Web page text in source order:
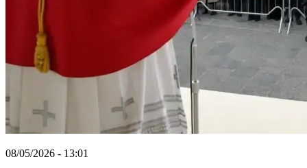
08/05/2026 - 13:01